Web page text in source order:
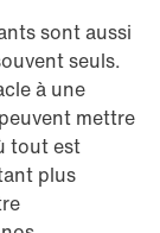
sont aussi
seuls.
à une
mettre
tout est
plus